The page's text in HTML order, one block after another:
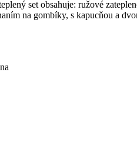
set obsahuje: ružové
na gombíky, s kapucňou a